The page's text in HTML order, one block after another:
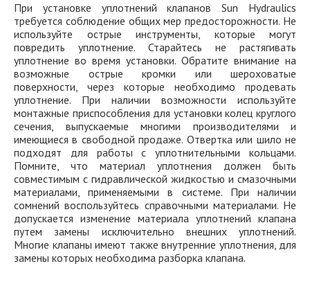
При установке уплотнений клапанов Sun Hydraulics
требуется соблюдение общих мер предосторожности. Не
используйте острые инструменты, которые могут
повредить уплотнение. Старайтесь не растягивать
уплотнение во время установки. Обратите внимание на
возможные острые кромки или шероховатые
поверхности, через которые необходимо продевать
уплотнение. При наличии возможности используйте
монтажные приспособления для установки колец круглого
сечения, выпускаемые многими производителями и
имеющиеся в свободной продаже. Отвертка или шило не
подходят для работы с уплотнительными кольцами.
Помните, что материал уплотнения должен быть
совместимым с гидравлической жидкостью и смазочными
материалами, применяемыми в системе. При наличии
сомнений воспользуйтесь справочными материалами. Не
допускается изменение материала уплотнений клапана
путем замены исключительно внешних уплотнений.
Многие клапаны имеют также внутренние уплотнения, для
замены которых необходима разборка клапана.